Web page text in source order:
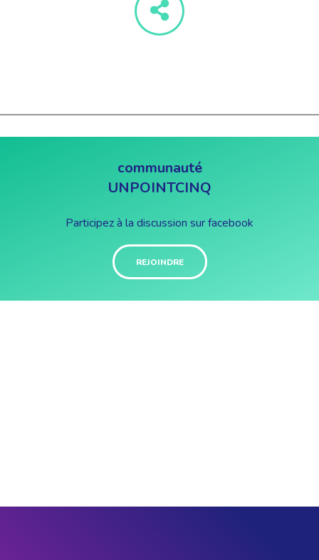
communauté
UNPOINTCINQ
Participez à la discussion sur facebook
REJOINDRE